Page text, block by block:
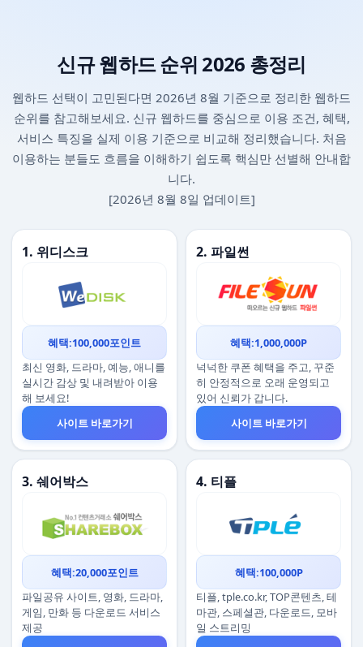
신규 웹하드 순위 2026 총정리
웹하드 선택이 고민된다면 2026년 8월 기준으로 정리한 웹하드
순위를 참고해보세요. 신규 웹하드를 중심으로 이용 조건, 혜택,
서비스 특징을 실제 이용 기준으로 비교해 정리했습니다. 처음
이용하는 분들도 흐름을 이해하기 쉽도록 핵심만 선별해 안내합
니다.
[2026년 8월 8일 업데이트]
1. 위디스크
혜택:100,000포인트
최신 영화, 드라마, 예능, 애니를
실시간 감상 및 내려받아 이용
해 보세요!
사이트 바로가기
2. 파일썬
혜택:1,000,000P
넉넉한 쿠폰 혜택을 주고, 꾸준
히 안정적으로 오래 운영되고
있어 신뢰가 갑니다.
사이트 바로가기
3. 쉐어박스
혜택:20,000포인트
파일공유 사이트, 영화, 드라마,
게임, 만화 등 다운로드 서비스
제공
4. 티플
혜택:100,000P
티플, tple.co.kr, TOP콘텐츠, 테
마관, 스페셜관, 다운로드, 모바
일 스트리밍